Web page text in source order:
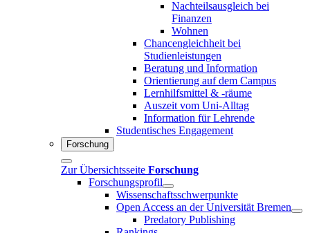
Nachteilsausgleich bei
Finanzen
Wohnen
Chancengleichheit bei
Studienleistungen
Beratung und Information
Orientierung auf dem Campus
Lernhilfsmittel & -räume
Auszeit vom Uni-Alltag
Information für Lehrende
Studentisches Engagement
Forschung
Zur Übersichtsseite Forschung
Forschungsprofil
Wissenschaftsschwerpunkte
Open Access an der Universität Bremen
Predatory Publishing